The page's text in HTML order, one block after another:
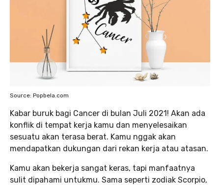
Source: Popbela.com
Kabar buruk bagi Cancer di bulan Juli 2021! Akan ada
konflik di tempat kerja kamu dan menyelesaikan
sesuatu akan terasa berat. Kamu nggak akan
mendapatkan dukungan dari rekan kerja atau atasan.
Kamu akan bekerja sangat keras, tapi manfaatnya
sulit dipahami untukmu. Sama seperti zodiak Scorpio,